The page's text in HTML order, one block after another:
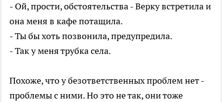
- Ой, прости, обстоятельства - Верку встретила и
она меня в кафе потащила.
- Ты бы хоть позвонила, предупредила.
- Так у меня трубка села.
Похоже, что у безответственных проблем нет -
проблемы с ними. Но это не так, они тоже